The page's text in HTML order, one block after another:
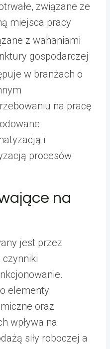
związane ze
miejsca pracy
z wahaniami
gospodarczej
w branżach o
na pracę
i
procesów
na
jest przez
elementy
oraz
wpływa na
siły roboczej a